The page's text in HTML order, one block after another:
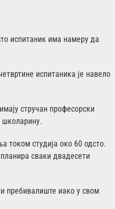
испитаник има намеру да
испитаника је навело
стручан професорски
школарину.
током студија око 60 одсто.
сваки двадесети
пребивалиште иако у свом